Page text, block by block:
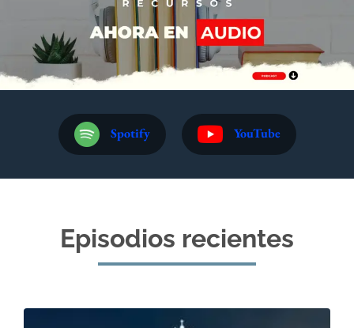
Spotify YouTube
Episodios recientes